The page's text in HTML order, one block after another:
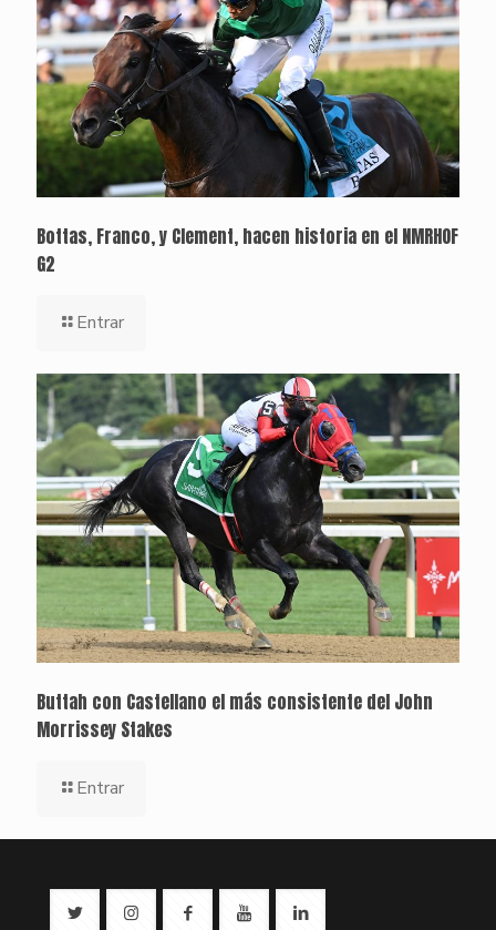
Bottas, Franco, y Clement, hacen historia en el NMRHOF
G2
Entrar
Buttah con Castellano el más consistente del John
Morrissey Stakes
Entrar